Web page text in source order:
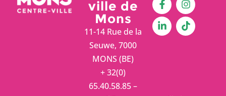
ville de
Mons
11-14 Rue de la
Seuwe, 7000
MONS (BE)
+ 32(0)
65.40.58.85 –